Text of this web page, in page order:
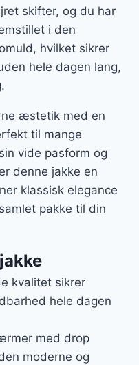
skifter, og du har
i den
hvilket sikrer
hele dagen lang,
æstetik med en
til mange
vide pasform og
denne jakke en
klassisk elegance
pakke til din
kvalitet sikrer
hele dagen
med drop
moderne og